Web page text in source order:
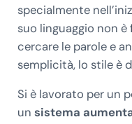
specialmente
suo linguaggio non
cercare le parole e
semplicità, lo stile è
Si è lavorato per un
un sistema